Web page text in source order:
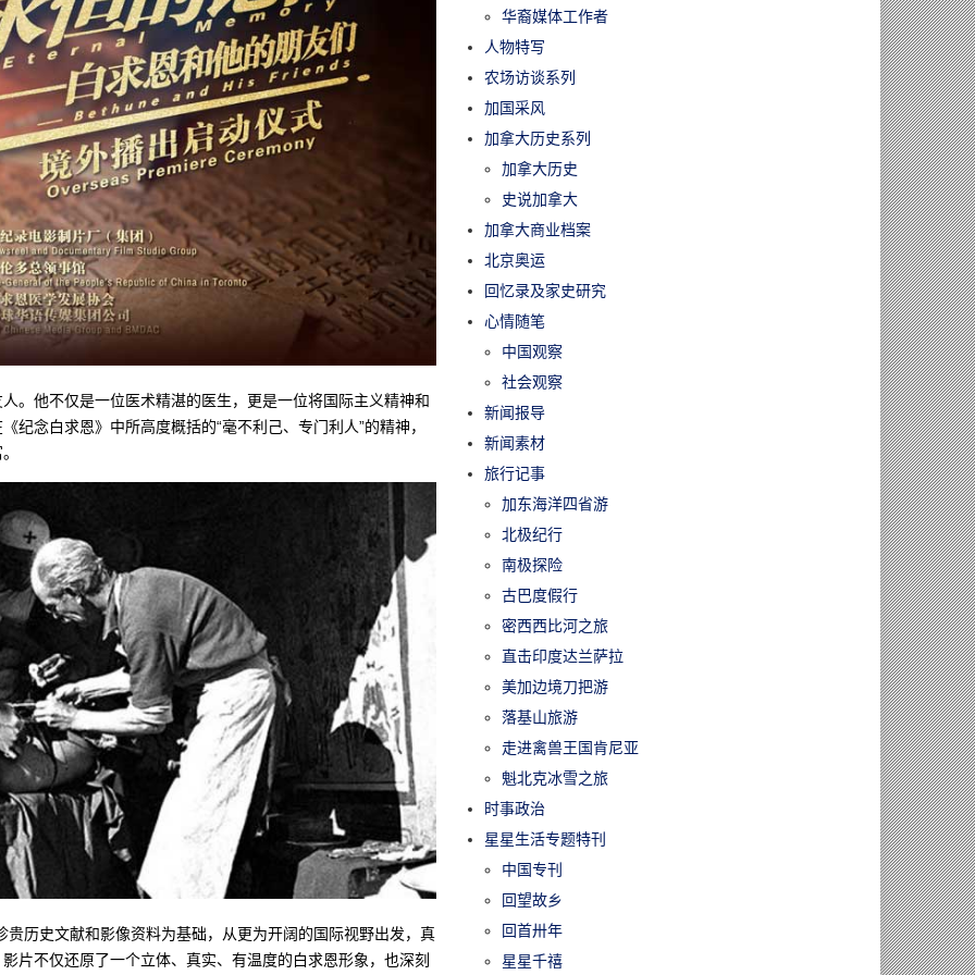
。他不仅是一位医术精湛的医生，更是一位将国际主义精神和
念白求恩》中所高度概括的“毫不利己、专门利人”的精神，
历史文献和影像资料为基础，从更为开阔的国际视野出发，真
片不仅还原了一个立体、真实、有温度的白求恩形象，也深刻
华裔媒体工作者
人物特写
农场访谈系列
加国采风
加拿大历史系列
加拿大历史
史说加拿大
加拿大商业档案
北京奥运
回忆录及家史研究
心情随笔
中国观察
社会观察
新闻报导
新闻素材
旅行记事
加东海洋四省游
北极纪行
南极探险
古巴度假行
密西西比河之旅
直击印度达兰萨拉
美加边境刀把游
落基山旅游
走进禽兽王国肯尼亚
魁北克冰雪之旅
时事政治
星星生活专题特刊
中国专刊
回望故乡
回首卅年
星星千禧